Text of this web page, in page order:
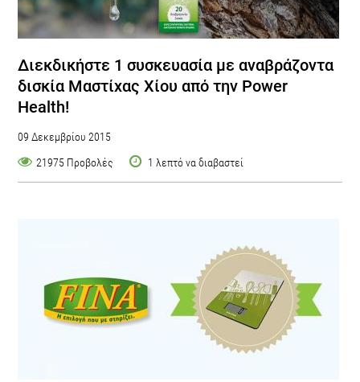
Διεκδικήστε 1 συσκευασία με αναβράζοντα
δισκία Μαστίχας Χίου από την Power
Health!
09 Δεκεμβρίου 2015
21975 Προβολές
1 λεπτό να διαβαστεί